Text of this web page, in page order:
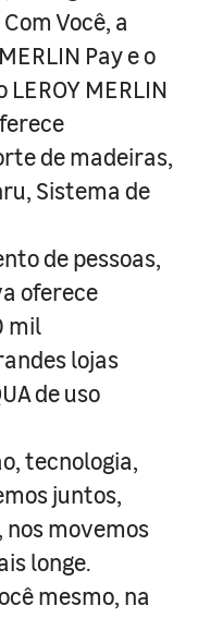
Você, a
Pay e o
MERLIN
de madeiras,
Sistema de
de pessoas,
oferece
mil
lojas
de uso
tecnologia,
juntos,
nos movemos
longe.
mesmo, na